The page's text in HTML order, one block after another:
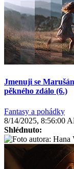
Jmenuji se
pěkného zdálo (6.)
Fantasy a pohádky
8/14/2025, 8:56:00
Shlédnuto: